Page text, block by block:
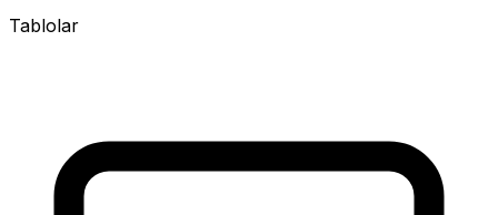
Tablolar